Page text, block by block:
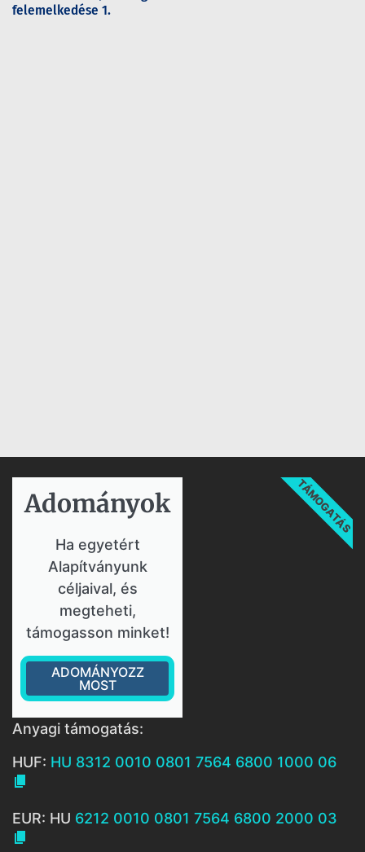
felemelkedése 1.
Adományok​
Ha egyetért
Alapítványunk
céljaival, és
megteheti,
támogasson minket!
ADOMÁNYOZZ
MOST
TÁMOGATÁS
Anyagi támogatás:
HUF: HU 8312 0010 0801 7564 6800 1000 06

EUR: HU 6212 0010 0801 7564 6800 2000 03
